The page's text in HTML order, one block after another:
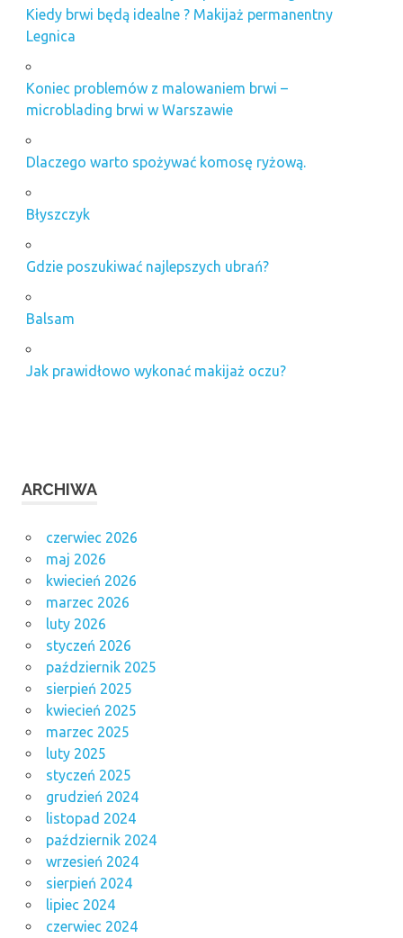
Kiedy brwi będą idealne ? Makijaż permanentny
Legnica
Koniec problemów z malowaniem brwi –
microblading brwi w Warszawie
Dlaczego warto spożywać komosę ryżową.
Błyszczyk
Gdzie poszukiwać najlepszych ubrań?
Balsam
Jak prawidłowo wykonać makijaż oczu?
ARCHIWA
czerwiec 2026
maj 2026
kwiecień 2026
marzec 2026
luty 2026
styczeń 2026
październik 2025
sierpień 2025
kwiecień 2025
marzec 2025
luty 2025
styczeń 2025
grudzień 2024
listopad 2024
październik 2024
wrzesień 2024
sierpień 2024
lipiec 2024
czerwiec 2024